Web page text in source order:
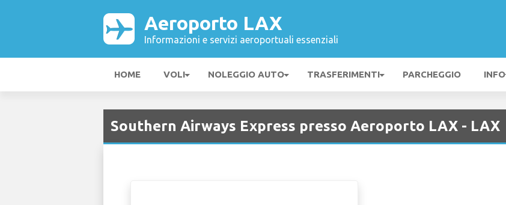
Aeroporto LAX
Informazioni e servizi aeroportuali essenziali
HOME VOLI NOLEGGIO AUTO TRASFERIMENTI PARCHEGGIO INFO
Southern Airways Express presso Aeroporto LAX - LAX